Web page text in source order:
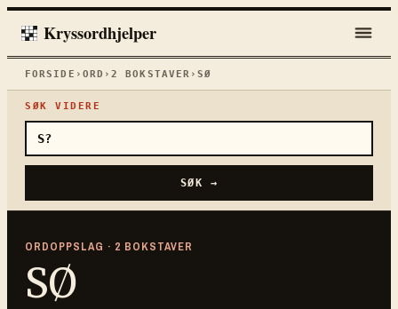
Kryssordhjelper
FORSIDE › ORD ›2 BOKSTAVER ›SØ
SØK VIDERE
SØK →
ORDOPPSLAG · 2 BOKSTAVER
SØ